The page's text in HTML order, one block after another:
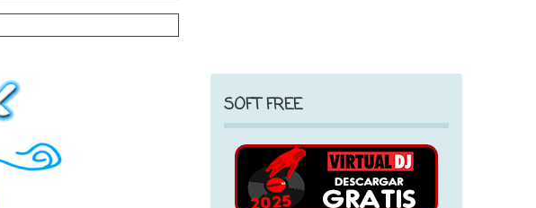
SOFT FREE